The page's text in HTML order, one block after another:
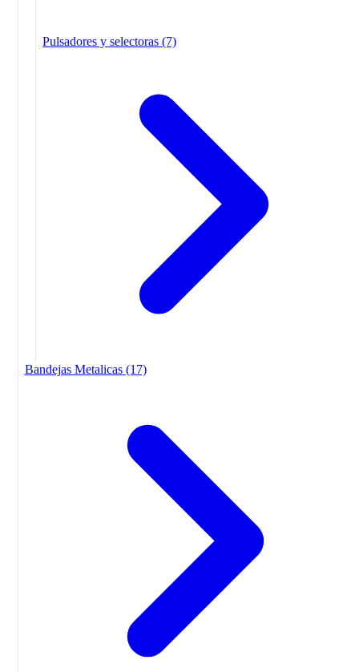
Pulsadores y selectoras (7)
Bandejas Metalicas (17)